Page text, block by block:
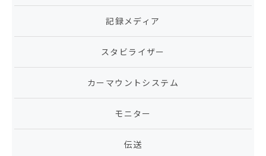
記録メディア
スタビライザー
カーマウントシステム
モニター
伝送